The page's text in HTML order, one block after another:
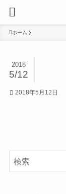
ホーム
2018
5/12
2018年5月12日